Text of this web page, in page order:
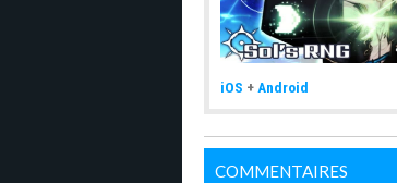
iOS + Android
COMMENTAIRES